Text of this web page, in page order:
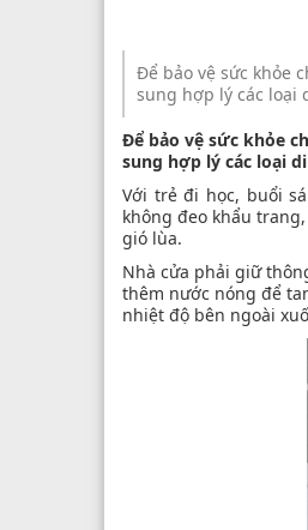
Để bảo vệ sức khỏe
sung hợp lý các loại
Để bảo vệ sức khỏe
sung hợp lý các loại
Với trẻ đi học, buổi
không đeo khẩu
gió lùa.
Nhà cửa phải giữ
thêm nước nóng để
nhiệt độ bên ngoài